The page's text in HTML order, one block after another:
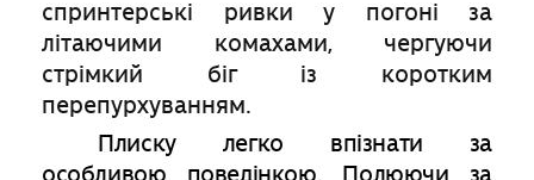
спринтерські ривки у погоні за
літаючими комахами, чергуючи
стрімкий біг із коротким
перепурхуванням.
Плиску легко впізнати за